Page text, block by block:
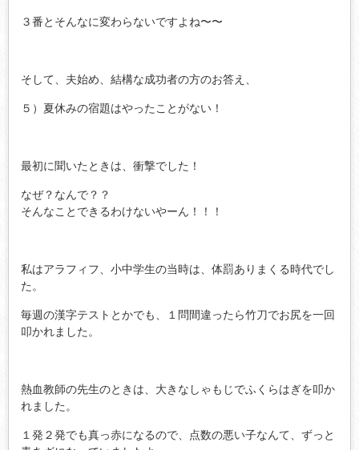
３番とそんなに変わらないですよね〜〜
そして、夫始め、結構な成功者の方のお答え、
５）夏休みの宿題はやったことがない！
最初に聞いたときは、衝撃でした！
なぜ？なんで？？
そんなことできるわけないやーん！！！
私はアラフィフ、小中学生の当時は、体罰ありまくる時代でし
た。
毎週の漢字テストとかでも、１問間違ったら竹刀でお尻を一回
叩かれました。
熱血教師の先生のときは、大きなしゃもじでふくらはぎを叩か
れました。
１発２発でも真っ赤になるので、点数の悪い子なんて、ずっと